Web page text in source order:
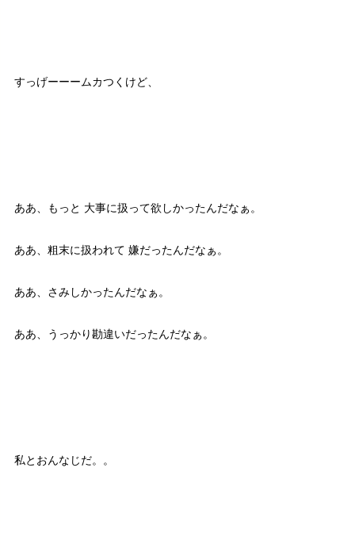
すっげーーームカつくけど、
ああ、もっと 大事に扱って欲しかったんだなぁ。
ああ、粗末に扱われて 嫌だったんだなぁ。
ああ、さみしかったんだなぁ。
ああ、うっかり勘違いだったんだなぁ。
私とおんなじだ。。